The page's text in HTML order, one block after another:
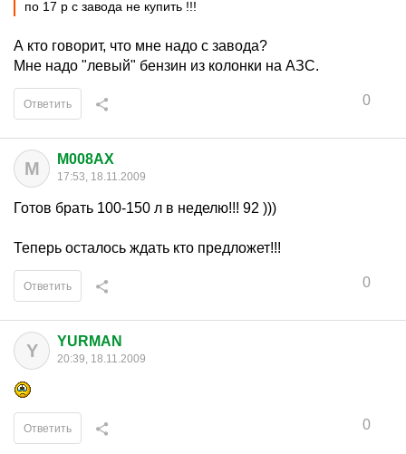
по 17 р с завода не купить !!!
А кто говорит, что мне надо с завода?
Мне надо "левый" бензин из колонки на АЗС.
0
Ответить
M M008AX
17:53, 18.11.2009
Готов брать 100-150 л в неделю!!! 92 )))
Теперь осталось ждать кто предложет!!!
0
Ответить
Y YURMAN
20:39, 18.11.2009
0
Ответить